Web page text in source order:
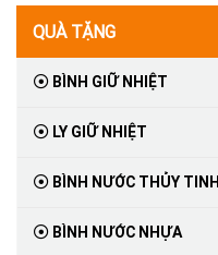
QUÀ TẶNG
BÌNH GIỮ NHIỆT
LY GIỮ NHIỆT
BÌNH NƯỚC THỦY TINH
BÌNH NƯỚC NHỰA